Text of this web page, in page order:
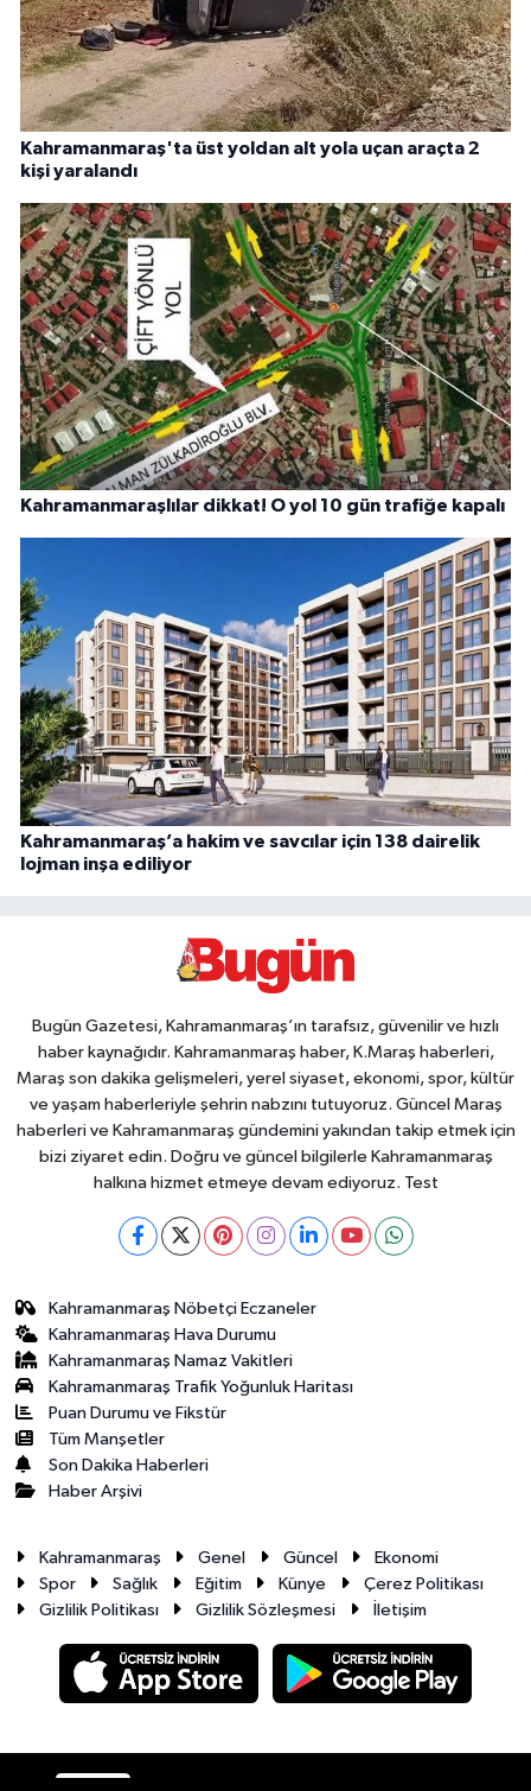
Kahramanmaraş'ta üst yoldan alt yola uçan araçta 2
kişi yaralandı
Kahramanmaraşlılar dikkat! O yol 10 gün trafiğe kapalı
Kahramanmaraş’a hakim ve savcılar için 138 dairelik
lojman inşa ediliyor
Bugün Gazetesi, Kahramanmaraş’ın tarafsız, güvenilir ve hızlı
haber kaynağıdır. Kahramanmaraş haber, K.Maraş haberleri,
Maraş son dakika gelişmeleri, yerel siyaset, ekonomi, spor, kültür
ve yaşam haberleriyle şehrin nabzını tutuyoruz. Güncel Maraş
haberleri ve Kahramanmaraş gündemini yakından takip etmek için
bizi ziyaret edin. Doğru ve güncel bilgilerle Kahramanmaraş
halkına hizmet etmeye devam ediyoruz. Test
Kahramanmaraş Nöbetçi Eczaneler
Kahramanmaraş Hava Durumu
Kahramanmaraş Namaz Vakitleri
Kahramanmaraş Trafik Yoğunluk Haritası
Puan Durumu ve Fikstür
Tüm Manşetler
Son Dakika Haberleri
Haber Arşivi
Kahramanmaraş Genel Güncel
Ekonomi
Spor
Sağlık Eğitim Künye
Çerez Politikası
Gizlilik Politikası
Gizlilik Sözleşmesi İletişim